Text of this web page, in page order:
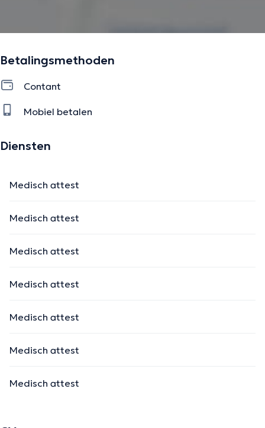
Betalingsmethoden
Contant
Mobiel betalen
Diensten
Medisch attest
Medisch attest
Medisch attest
Medisch attest
Medisch attest
Medisch attest
Medisch attest